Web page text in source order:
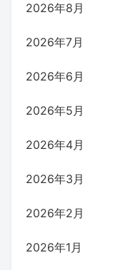
2026年8月
2026年7月
2026年6月
2026年5月
2026年4月
2026年3月
2026年2月
2026年1月